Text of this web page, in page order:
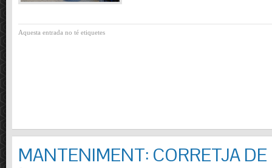
Aquesta entrada no té etiquetes
MANTENIMENT: CORRETJA